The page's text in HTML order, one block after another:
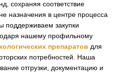
сохраняя соответствие
назначения в центре процесса
поддерживаем закупки
нашему профильному
препаратов для
потребностей. Наша
отгрузки, документацию и